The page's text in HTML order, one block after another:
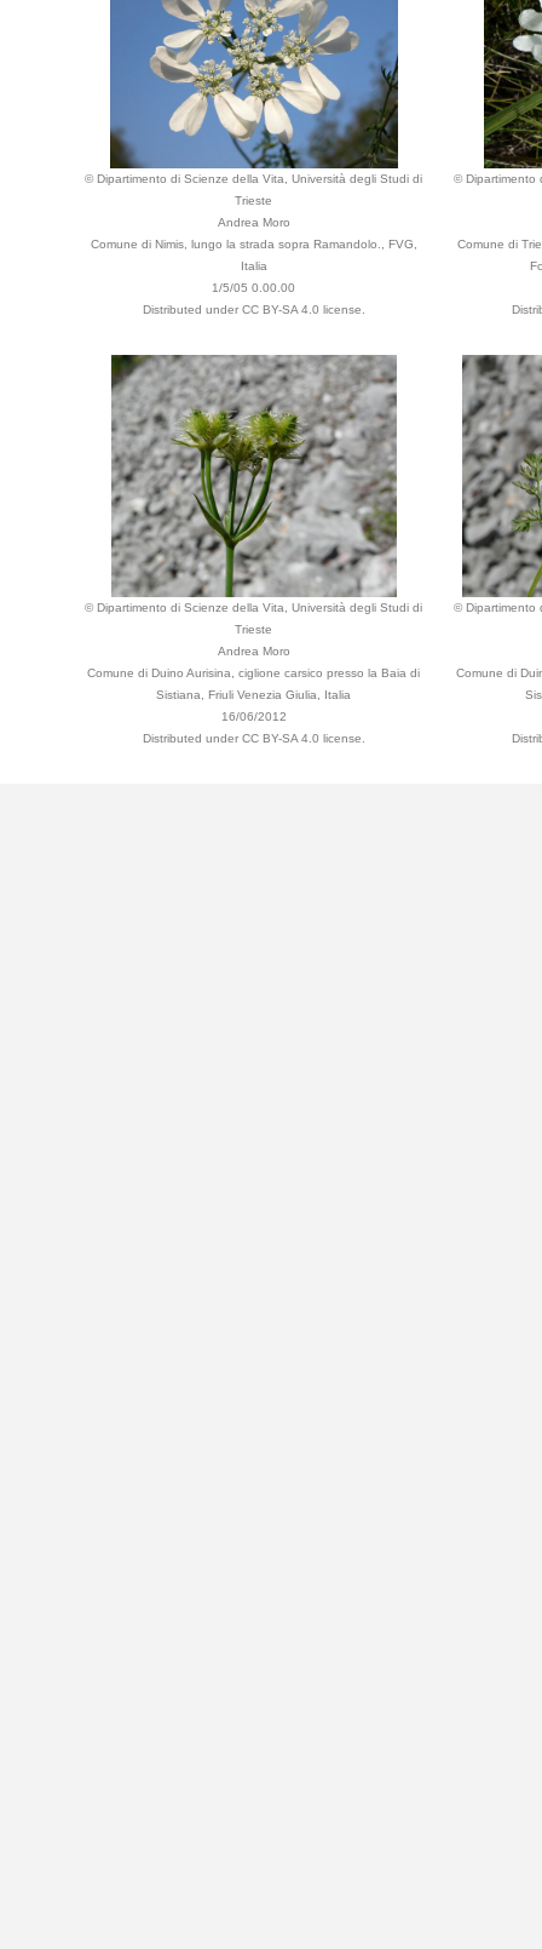
© Dipartimento di Scienze della Vita, Università degli Studi di
Trieste
Andrea Moro
Comune di Nimis, lungo la strada sopra Ramandolo., FVG,
Italia
1/5/05 0.00.00
Distributed under CC BY-SA 4.0 license.
© Dipartimento
Comune di
© Dipartimento di Scienze della Vita, Università degli Studi di
Trieste
Andrea Moro
Comune di Duino Aurisina, ciglione carsico presso la Baia di
Sistiana, Friuli Venezia Giulia, Italia
16/06/2012
Distributed under CC BY-SA 4.0 license.
© Dipartimento
Comune di